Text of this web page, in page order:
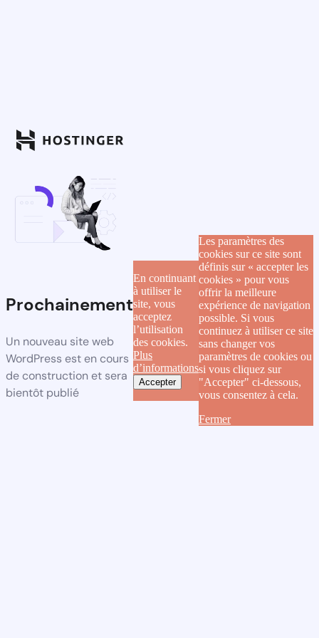
Prochainement
Un nouveau site web
WordPress est en cours
de construction et sera
bientôt publié
En continuant
à utiliser le
site, vous
acceptez
l’utilisation
des cookies.
Plus
d’informations
Accepter
Les paramètres des
cookies sur ce site sont
définis sur « accepter les
cookies » pour vous
offrir la meilleure
expérience de navigation
possible. Si vous
continuez à utiliser ce site
sans changer vos
paramètres de cookies ou
si vous cliquez sur
"Accepter" ci-dessous,
vous consentez à cela.
Fermer